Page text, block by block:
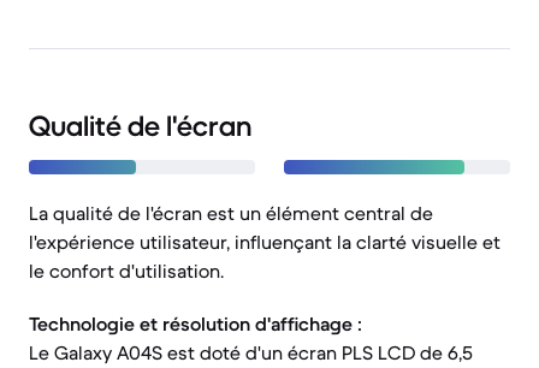
Qualité de l'écran
La qualité de l'écran est un élément central de
l'expérience utilisateur, influençant la clarté visuelle et
le confort d'utilisation.
Technologie et résolution d'affichage :
Le Galaxy A04S est doté d'un écran PLS LCD de 6,5